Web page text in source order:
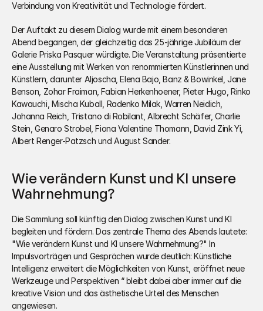
Verbindung von Kreativität und Technologie fördert.
Der Auftakt zu diesem Dialog wurde mit einem besonderen
Abend begangen, der gleichzeitig das 25-jährige Jubiläum der
Galerie Priska Pasquer würdigte. Die Veranstaltung präsentierte
eine Ausstellung mit Werken von renommierten Künstlerinnen und
Künstlern, darunter Aljoscha, Elena Bajo, Banz & Bowinkel, Jane
Benson, Zohar Fraiman, Fabian Herkenhoener, Pieter Hugo, Rinko
Kawauchi, Mischa Kuball, Radenko Milak, Warren Neidich,
Johanna Reich, Tristano di Robilant, Albrecht Schäfer, Charlie
Stein, Genaro Strobel, Fiona Valentine Thomann, David Zink Yi,
Albert Renger-Patzsch und August Sander.
Wie verändern Kunst und KI unsere
Wahrnehmung?
Die Sammlung soll künftig den Dialog zwischen Kunst und KI
begleiten und fördern. Das zentrale Thema des Abends lautete:
"Wie verändern Kunst und KI unsere Wahrnehmung?" In
Impulsvorträgen und Gesprächen wurde deutlich: Künstliche
Intelligenz erweitert die Möglichkeiten von Kunst, eröffnet neue
Werkzeuge und Perspektiven “ bleibt dabei aber immer auf die
kreative Vision und das ästhetische Urteil des Menschen
angewiesen.